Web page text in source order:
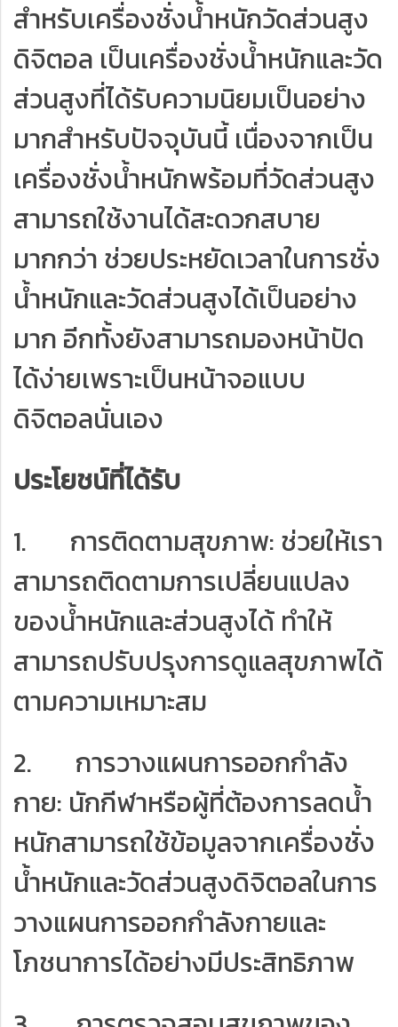
สำหรับเครื่องชั่งน้ำหนักวัดส่วนสูง
ดิจิตอล เป็นเครื่องชั่งน้ำหนักและวัด
ส่วนสูงที่ได้รับความนิยมเป็นอย่าง
มากสำหรับปัจจุบันนี้ เนื่องจากเป็น
เครื่องชั่งน้ำหนักพร้อมที่วัดส่วนสูง
สามารถใช้งานได้สะดวกสบาย
มากกว่า ช่วยประหยัดเวลาในการชั่ง
น้ำหนักและวัดส่วนสูงได้เป็นอย่าง
มาก อีกทั้งยังสามารถมองหน้าปัด
ได้ง่ายเพราะเป็นหน้าจอแบบ
ดิจิตอลนั่นเอง
ประโยชน์ที่ได้รับ
1. การติดตามสุขภาพ: ช่วยให้เรา
สามารถติดตามการเปลี่ยนแปลง
ของน้ำหนักและส่วนสูงได้ ทำให้
สามารถปรับปรุงการดูแลสุขภาพได้
ตามความเหมาะสม
2. การวางแผนการออกกำลัง
กาย: นักกีฬาหรือผู้ที่ต้องการลดน้ำ
หนักสามารถใช้ข้อมูลจากเครื่องชั่ง
น้ำหนักและวัดส่วนสูงดิจิตอลในการ
วางแผนการออกกำลังกายและ
โภชนาการได้อย่างมีประสิทธิภาพ